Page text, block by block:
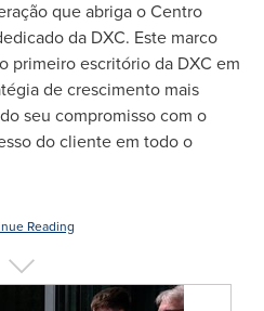
que abriga o Centro
da DXC. Este marco
primeiro escritório da DXC em
de crescimento mais
seu compromisso com o
do cliente em todo o
Reading